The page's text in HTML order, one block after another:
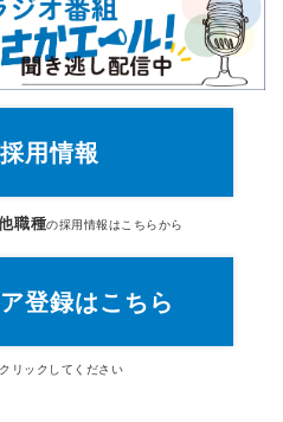
採用情報
職種の採用情報はこちらから
登録はこちら
リックしてください